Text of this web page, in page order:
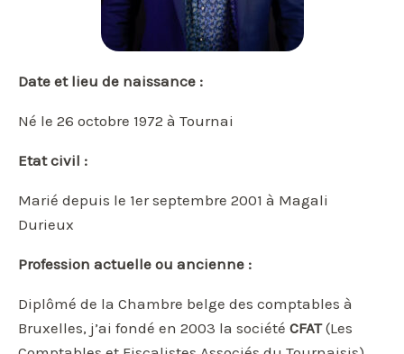
Date et lieu de naissance :
Né le 26 octobre 1972 à Tournai
Etat civil :
Marié depuis le 1er septembre 2001 à Magali
Durieux
Profession actuelle ou ancienne :
Diplômé de la Chambre belge des comptables à
Bruxelles, j’ai fondé en 2003 la société CFAT(Les